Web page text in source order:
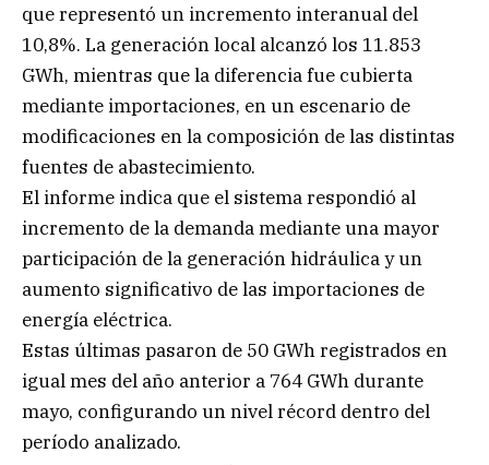
que representó un incremento interanual del
10,8%. La generación local alcanzó los 11.853
GWh, mientras que la diferencia fue cubierta
mediante importaciones, en un escenario de
modificaciones en la composición de las distintas
fuentes de abastecimiento.
El informe indica que el sistema respondió al
incremento de la demanda mediante una mayor
participación de la generación hidráulica y un
aumento significativo de las importaciones de
energía eléctrica.
Estas últimas pasaron de 50 GWh registrados en
igual mes del año anterior a 764 GWh durante
mayo, configurando un nivel récord dentro del
período analizado.